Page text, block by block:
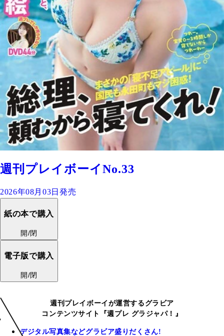
週刊プレイボーイNo.33
2026年08月03日発売
紙の本で購入
開/閉
電子版で購入
開/閉
週刊プレイボーイが運営するグラビア
コンテンツサイト『週プレ グラジャパ！』
デジタル写真集などグラビア盛りだくさん!